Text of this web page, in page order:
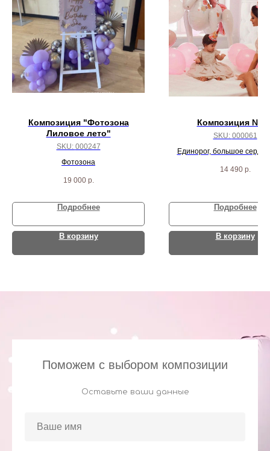
Композиция "Фотозона
Лиловое лето"
SKU: 000247
Фотозона
19 000 р.
Подробнее
В корзину
Композиция №
SKU: 000061
Единорог, большое
розовых сердца
14 490 р.
Подробнее
В корзину
Поможем с выбором композиции
Оставьте ваши данные